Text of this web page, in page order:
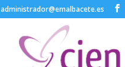
administrador@emalbacete.es